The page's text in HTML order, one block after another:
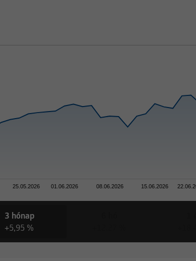
25.05.2026 01.06.2026 08.06.2026 15.06.2026
3 hónap
+5,95 %